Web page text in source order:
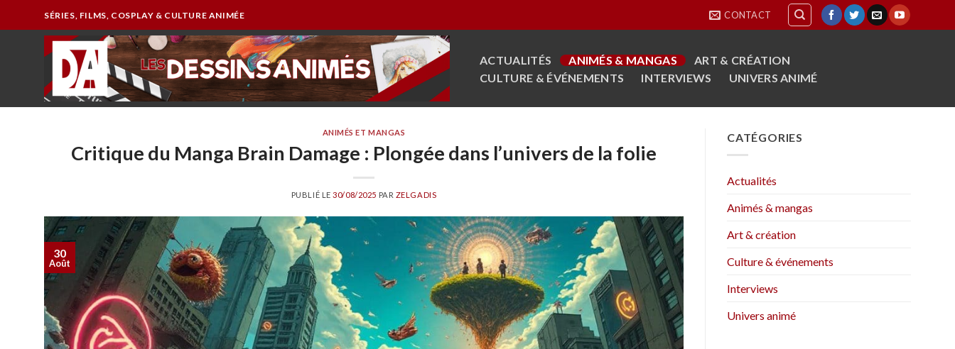
SÉRIES, FILMS, COSPLAY & CULTURE ANIMÉE CONTACT
ACTUALITÉS ANIMÉS & MANGAS
ART & CRÉATION
CULTURE & ÉVÉNEMENTS
INTERVIEWS UNIVERS ANIMÉ
ANIMÉS ET MANGAS
Critique du Manga Brain Damage : Plongée dans l’univers de la folie
PUBLIÉ LE30/08/2025 PAR ZELGADIS
30
Août
CATÉGORIES
Actualités
Animés & mangas
Art & création
Culture & événements
Interviews
Univers animé